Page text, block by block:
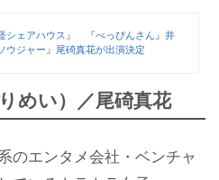
シェアハウス』 『べっぴんさん』井
ウジャー』尾碕真花が出演決定
めい）／尾碕真花
のエンタメ会社・ベンチャ